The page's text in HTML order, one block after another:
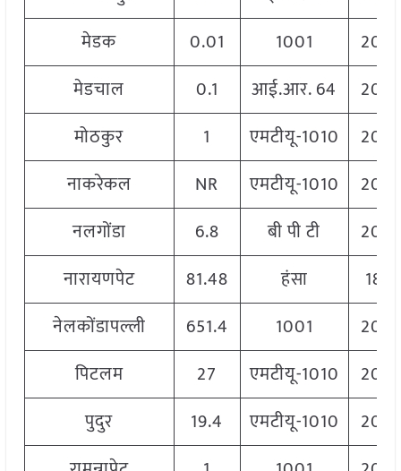
मेडक
0.01 1001
मेडचाल
0.1 आई.आर. 64
मोठकुर
1 एमटीयू-1010
नाकरेकल
NR एमटीयू-1010
नलगोंडा
6.8 बी पी टी
नारायणपेट
81.48 हंसा
1812
नेलकोंडापल्ली
651.4 1001
पिटलम
27 एमटीयू-1010
पुदुर
19.4 एमटीयू-1010